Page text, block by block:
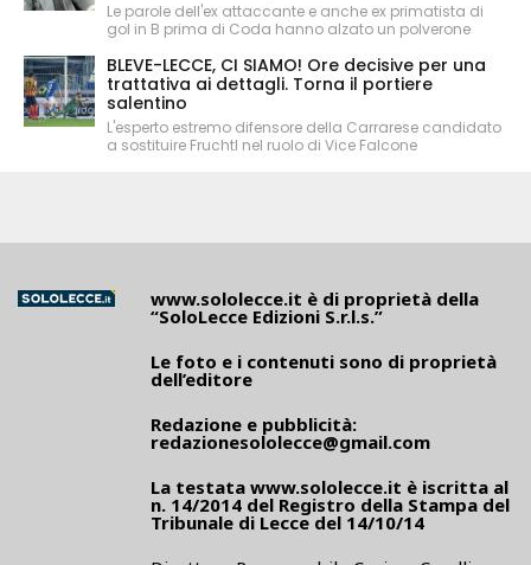
Le parole dell'ex attaccante e anche ex primatista di
gol in B prima di Coda hanno alzato un polverone
BLEVE-LECCE, CI SIAMO! Ore decisive per una
trattativa ai dettagli. Torna il portiere
salentino
L'esperto estremo difensore della Carrarese candidato
a sostituire Fruchtl nel ruolo di Vice Falcone
www.sololecce.it è di proprietà della
“SoloLecce Edizioni S.r.l.s.”
Le foto e i contenuti sono di proprietà
dell’editore
Redazione e pubblicità:
redazionesololecce@gmail.com
La testata www.sololecce.it è iscritta al
n. 14/2014 del Registro della Stampa del
Tribunale di Lecce del 14/10/14